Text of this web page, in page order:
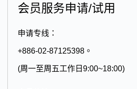
会员服务申请/试用
申请专线：
+886-02-87125398。
(周一至周五工作日9:00~18:00)